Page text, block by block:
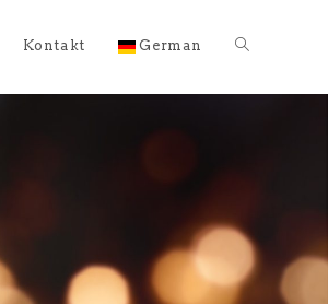
Kontakt German